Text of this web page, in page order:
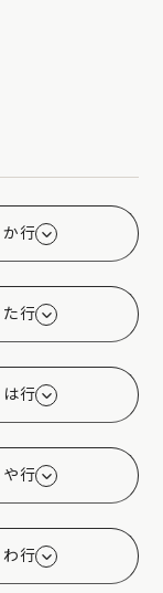
か行
た行
は行
や行
わ行